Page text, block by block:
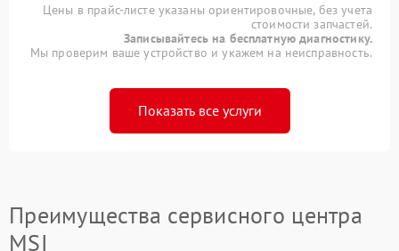
Цены в прайс-листе указаны ориентировочные, без учета
стоимости запчастей.
Записывайтесь на бесплатную диагностику.
Мы проверим ваше устройство и укажем на неисправность.
Показать все услуги
Преимущества сервисного центра
MSI